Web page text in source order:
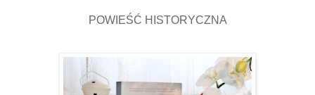
POWIEŚĆ HISTORYCZNA